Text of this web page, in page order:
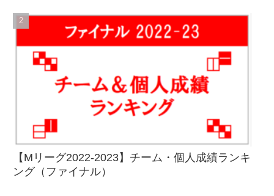
【Mリーグ2022-2023】チーム・個人成績ランキ
ング（ファイナル）